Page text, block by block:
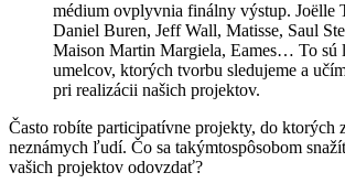
médium ovplyvnia finálny výstup. Joëlle
Daniel Buren, Jeff Wall, Matisse, Saul
Maison Martin Margiela, Eames… To sú
umelcov, ktorých tvorbu sledujeme a
pri realizácii našich projektov.
Často robíte participatívne projekty, do ktorých
neznámych ľudí. Čo sa takýmtospôsobom
vašich projektov odovzdať?